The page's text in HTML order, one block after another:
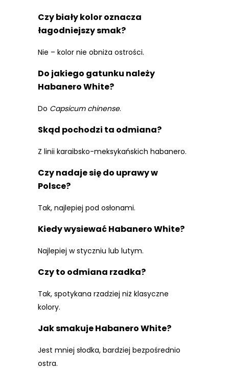
Czy biały kolor oznacza
łagodniejszy smak?
Nie – kolor nie obniża ostrości.
Do jakiego gatunku należy
Habanero White?
Do Capsicum chinense.
Skąd pochodzi ta odmiana?
Z linii karaibsko-meksykańskich habanero.
Czy nadaje się do uprawy w
Polsce?
Tak, najlepiej pod osłonami.
Kiedy wysiewać Habanero White?
Najlepiej w styczniu lub lutym.
Czy to odmiana rzadka?
Tak, spotykana rzadziej niż klasyczne
kolory.
Jak smakuje Habanero White?
Jest mniej słodka, bardziej bezpośrednio
ostra.